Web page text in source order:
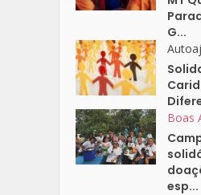
G...
Boas
esp...